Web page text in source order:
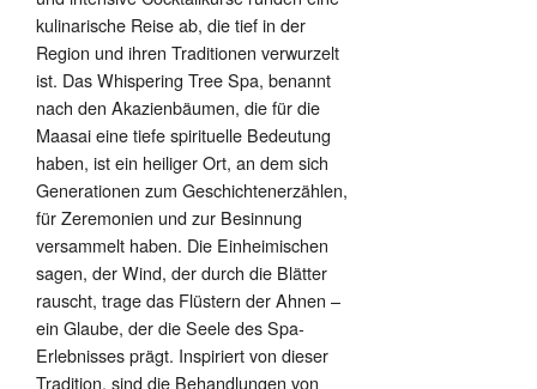
kulinarische Reise ab, die tief in der
Region und ihren Traditionen verwurzelt
ist. Das Whispering Tree Spa, benannt
nach den Akazienbäumen, die für die
Maasai eine tiefe spirituelle Bedeutung
haben, ist ein heiliger Ort, an dem sich
Generationen zum Geschichtenerzählen,
für Zeremonien und zur Besinnung
versammelt haben. Die Einheimischen
sagen, der Wind, der durch die Blätter
rauscht, trage das Flüstern der Ahnen –
ein Glaube, der die Seele des Spa-
Erlebnisses prägt. Inspiriert von dieser
Tradition, sind die Behandlungen von